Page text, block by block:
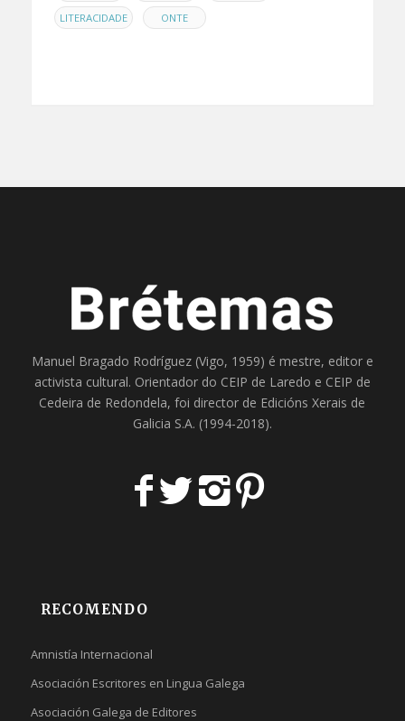
LITERACIDADE , ONTE
Manuel Bragado Rodríguez (Vigo, 1959) é mestre, editor e
activista cultural. Orientador do CEIP de Laredo e CEIP de
Cedeira de Redondela, foi director de Edicións Xerais de
Galicia S.A. (1994-2018).
RECOMENDO
Amnistía Internacional
Asociación Escritores en Lingua Galega
Asociación Galega de Editores